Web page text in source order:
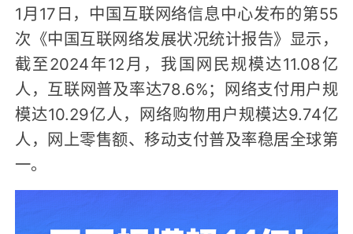
1月17日，中国互联网络信息中心发布的第55
次《中国互联网络发展状况统计报告》显示，
截至2024年12月，我国网民规模达11.08亿
人，互联网普及率达78.6%；网络支付用户规
模达10.29亿人，网络购物用户规模达9.74亿
人，网上零售额、移动支付普及率稳居全球第
一。